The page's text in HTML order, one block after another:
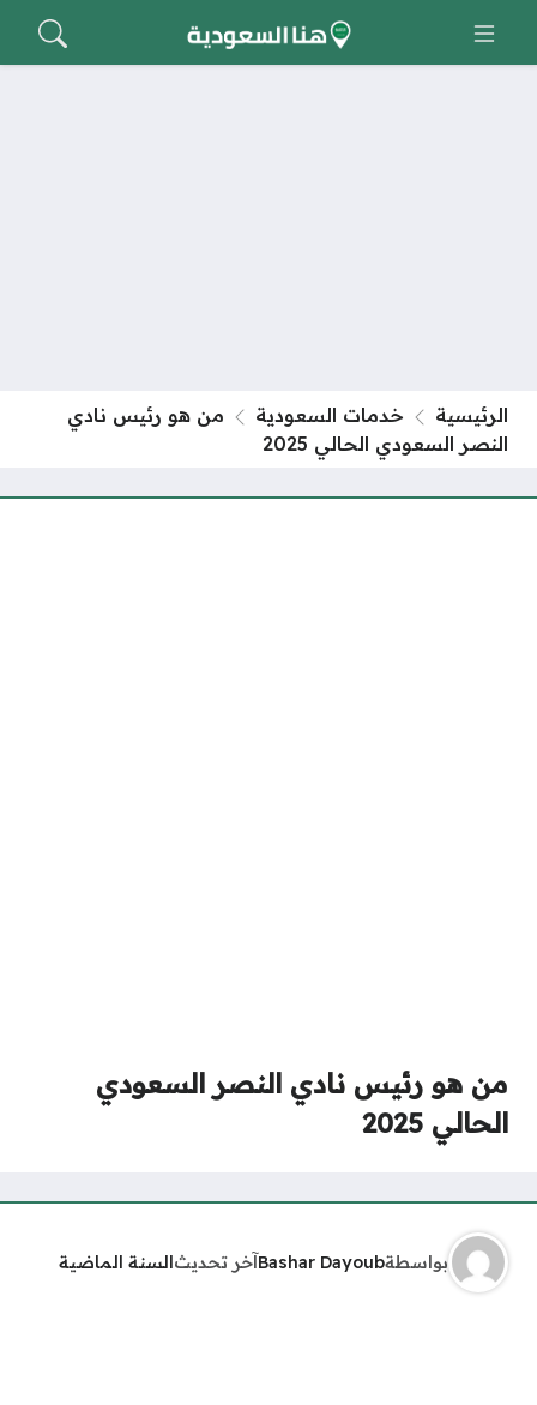
الرئيسية خدمات السعودية
من هو رئيس نادي
النصر السعودي الحالي 2025
من هو رئيس نادي النصر السعودي
الحالي 2025
بواسطةBashar Dayoubآخر تحديثالسنة الماضية